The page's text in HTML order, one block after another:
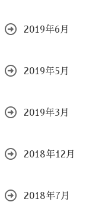
2019年6月
2019年5月
2019年3月
2018年12月
2018年7月